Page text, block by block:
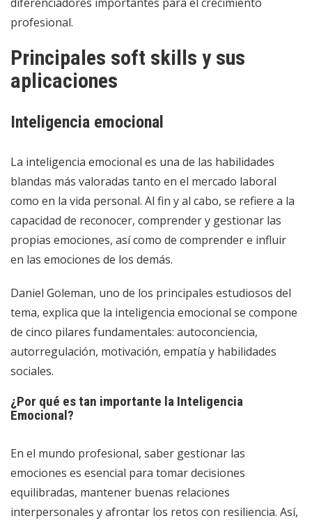
profesional.
Principales soft skills y sus
aplicaciones
Inteligencia emocional
La inteligencia emocional es una de las habilidades
blandas más valoradas tanto en el mercado laboral
como en la vida personal. Al fin y al cabo, se refiere a la
capacidad de reconocer, comprender y gestionar las
propias emociones, así como de comprender e influir
en las emociones de los demás.
Daniel Goleman, uno de los principales estudiosos del
tema, explica que la inteligencia emocional se compone
de cinco pilares fundamentales: autoconciencia,
autorregulación, motivación, empatía y habilidades
sociales.
¿Por qué es tan importante la Inteligencia
Emocional?
En el mundo profesional, saber gestionar las
emociones es esencial para tomar decisiones
equilibradas, mantener buenas relaciones
interpersonales y afrontar los retos con resiliencia. Así,